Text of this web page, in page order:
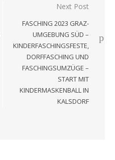
Next Post
FASCHING 2023 GRAZ-
UMGEBUNG SÜD –
KINDERFASCHINGSFESTE,
DORFFASCHING UND
FASCHINGSUMZÜGE –
START MIT
KINDERMASKENBALL IN
KALSDORF